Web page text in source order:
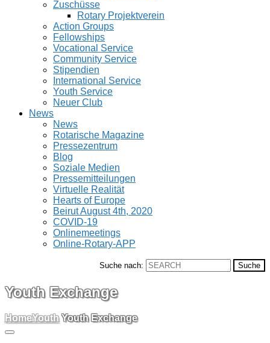
Zuschüsse
Rotary Projektverein
Action Groups
Fellowships
Vocational Service
Community Service
Stipendien
International Service
Youth Service
Neuer Club
News
News
Rotarische Magazine
Pressezentrum
Blog
Soziale Medien
Pressemitteilungen
Virtuelle Realität
Hearts of Europe
Beirut August 4th, 2020
COVID-19
Onlinemeetings
Online-Rotary-APP
Suche nach:
Youth Exchange
HomeYouth Youth Exchange